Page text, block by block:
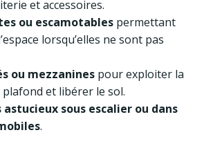
et accessoires.
ou escamotables permettant
lorsqu’elles ne sont pas
ou mezzanines pour exploiter la
et libérer le sol.
sous escalier ou dans
.